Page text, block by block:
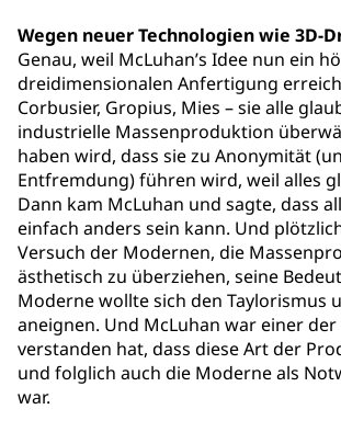
Wegen neuer Technologien wie 3D-
Genau, weil McLuhan’s Idee nun ein
dreidimensionalen Anfertigung
Corbusier, Gropius, Mies – sie alle
industrielle Massenproduktion
haben wird, dass sie zu Anonymität
Entfremdung) führen wird, weil alles
Dann kam McLuhan und sagte, dass
einfach anders sein kann. Und
Versuch der Modernen, die
ästhetisch zu überziehen, seine
Moderne wollte sich den Taylorismus
aneignen. Und McLuhan war einer
verstanden hat, dass diese Art der
und folglich auch die Moderne als
war.